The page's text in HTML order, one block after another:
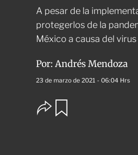
A pesar de la
protegerlos de la
México a causa del virus
Por:Andrés Mendoza
23 de marzo de 2021 - 06:04 Hrs
O
p